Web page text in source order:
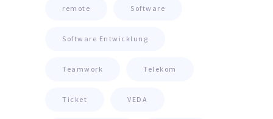
remote Software
Software Entwicklung
Teamwork Telekom
Ticket VEDA